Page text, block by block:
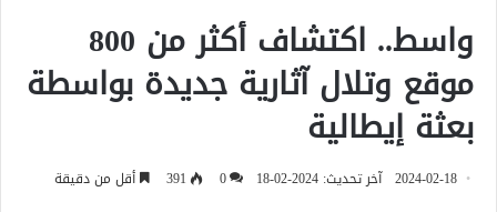
واسط.. اكتشاف أكثر من 800
موقع وتلال آثارية جديدة بواسطة
بعثة إيطالية
2024-02-18 آخر تحديث: 2024-02-18 0
391 أقل من دقيقة